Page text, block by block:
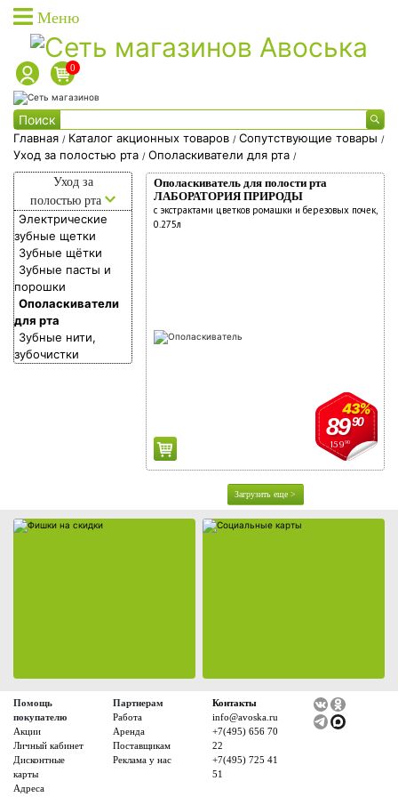
Меню
0
Каталог товаров
Каталог товаров доставки
Каталог акционных товаров
Собственная торговая марка
Собственное производство
Акции
Фишки на скидки
Социальные карты
О доставке
Дисконтные карты
Вход в личный кабинет
Регистрация дисконтной карты
Условия использования фишек
Адреса магазинов
Поиск
Главная / Каталог акционных товаров / Сопутствующие товары /
Уход за полостью рта / Ополаскиватели для рта /
Уход за
полостью рта
Электрические
зубные щетки
Зубные щётки
Зубные пасты и
порошки
Ополаскиватели
для рта
Зубные нити,
зубочистки
Каталог
акционных
товаров
Ополаскиватель для полости рта
ЛАБОРАТОРИЯ ПРИРОДЫ
с экстрактами цветков ромашки и березовых почек,
0.275л
15990
43%
8990
Загрузить еще >
Помощь
покупателю
Акции
Личный кабинет
Дисконтные
карты
Адреса
Партнерам
Работа
Аренда
Поставщикам
Реклама у нас
Контакты
info@avoska.ru
+7(495) 656 70
22
+7(495) 725 41
51